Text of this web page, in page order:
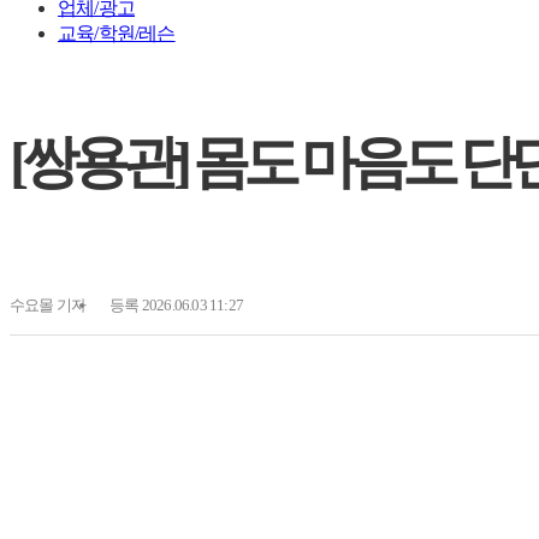
업체/광고
교육/학원/레슨
[쌍용관] 몸도 마음도 단
수요몰 기자 등록 2026.06.03 11:27